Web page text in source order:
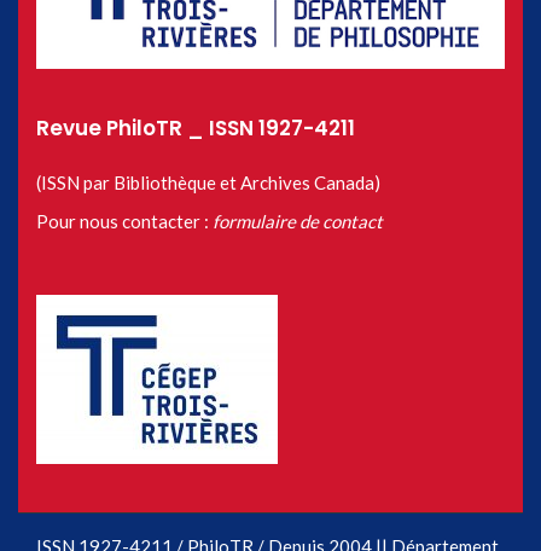
Revue PhiloTR _ ISSN 1927-4211
(ISSN par Bibliothèque et Archives Canada)
Pour nous contacter : formulaire de contact
ISSN 1927-4211 / PhiloTR / Depuis 2004 || Département